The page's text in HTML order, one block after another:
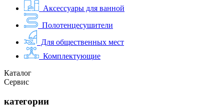
Аксессуары для ванной
Полотенцесушители
Для общественных мест
Комплектующие
Каталог
Сервис
категории